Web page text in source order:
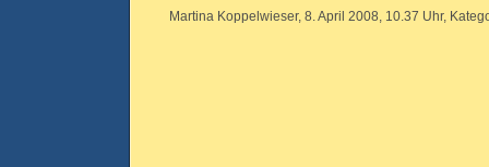
Martina Koppelwieser, 8. April 2008, 10.37 Uhr,